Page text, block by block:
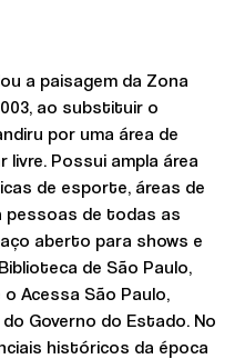
a paisagem da Zona
ao substituir o
por uma área de
Possui ampla área
de esporte, áreas de
pessoas de todas as
aberto para shows e
de São Paulo,
Acessa São Paulo,
Governo do Estado. No
históricos da época